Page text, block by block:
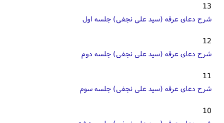
13
شرح دعای عرفه (سید علی نجفی) جلسه اول
12
شرح دعای عرفه (سید علی نجفی) جلسه دوم
11
شرح دعای عرفه (سید علی نجفی) جلسه سوم
10